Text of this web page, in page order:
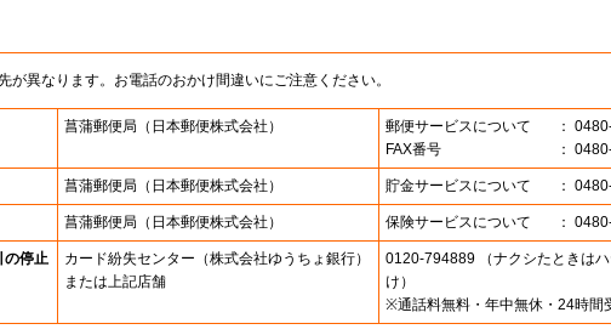
異なります。お電話のおかけ間違いにご注意ください。
菖蒲郵便局 （日本郵便株式会社） 郵便サービスについて
：
FAX番号
：
菖蒲郵便局 （日本郵便株式会社） 貯金サービスについて ：
菖蒲郵便局 （日本郵便株式会社） 保険サービスについて ：
の停止 カード紛失センター （株式会社ゆうちょ銀行）
または上記店舗
0120-794889 （ナクシたときは
け）
※通話料無料・年中無休・24時間